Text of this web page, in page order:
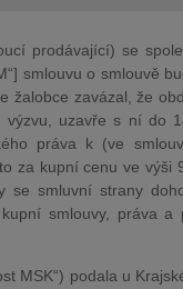
prodávající) se
smlouvu o smlouvě
žalobce zavázal, že
uzavře s ní do
práva k (ve
za kupní cenu ve výši
smluvní strany
smlouvy, práva a
MSK“) podala u